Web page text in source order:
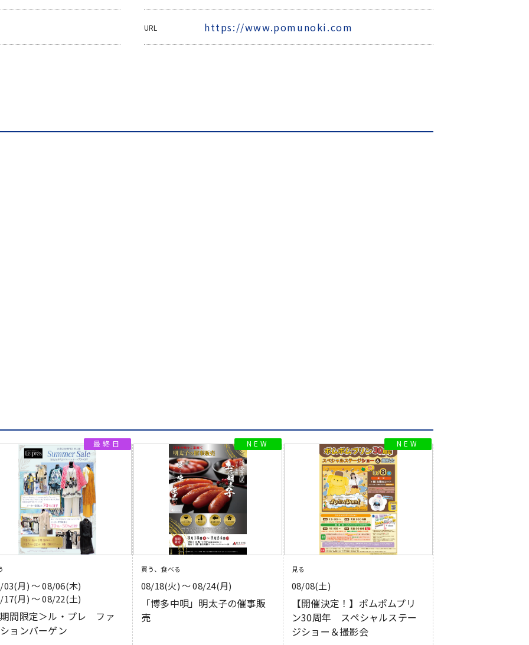
URL https://www.pomunoki.com
03(月) 〜 08/06(木)
17(月) 〜 08/22(土)
間限定＞ル・プレ ファ
ョンバーゲン
買う、食べる
08/18(火) 〜 08/24(月)
「博多中唄」明太子の催事販
売
見る
08/08(土)
【開催決定！】ポムポムプリ
ン30周年 スペシャルステー
ジショー＆撮影会